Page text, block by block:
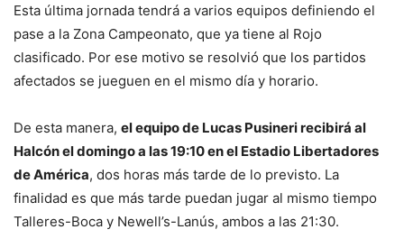
Esta última jornada tendrá a varios equipos definiendo el
pase a la Zona Campeonato, que ya tiene al Rojo
clasificado. Por ese motivo se resolvió que los partidos
afectados se jueguen en el mismo día y horario.
De esta manera, el equipo de Lucas Pusineri recibirá al
Halcón el domingo a las 19:10 en el Estadio Libertadores
de América, dos horas más tarde de lo previsto. La
finalidad es que más tarde puedan jugar al mismo tiempo
Talleres-Boca y Newell’s-Lanús, ambos a las 21:30.